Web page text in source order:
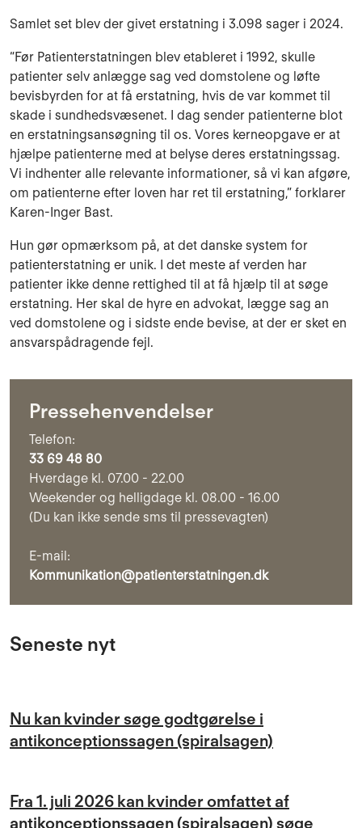
Samlet set blev der givet erstatning i 3.098 sager i 2024.
“Før Patienterstatningen blev etableret i 1992, skulle
patienter selv anlægge sag ved domstolene og løfte
bevisbyrden for at få erstatning, hvis de var kommet til
skade i sundhedsvæsenet. I dag sender patienterne blot
en erstatningsansøgning til os. Vores kerneopgave er at
hjælpe patienterne med at belyse deres erstatningssag.
Vi indhenter alle relevante informationer, så vi kan afgøre,
om patienterne efter loven har ret til erstatning,” forklarer
Karen-Inger Bast.
Hun gør opmærksom på, at det danske system for
patienterstatning er unik. I det meste af verden har
patienter ikke denne rettighed til at få hjælp til at søge
erstatning. Her skal de hyre en advokat, lægge sag an
ved domstolene og i sidste ende bevise, at der er sket en
ansvarspådragende fejl.
Pressehenvendelser
Telefon:
33 69 48 80
Hverdage kl. 07.00 - 22.00
Weekender og helligdage kl. 08.00 - 16.00
(Du kan ikke sende sms til pressevagten)
E-mail:
Kommunikation@patienterstatningen.dk
Seneste nyt
Nu kan kvinder søge godtgørelse i
antikonceptionssagen (spiralsagen)
Fra 1. juli 2026 kan kvinder omfattet af
antikonceptionssagen (spiralsagen) søge